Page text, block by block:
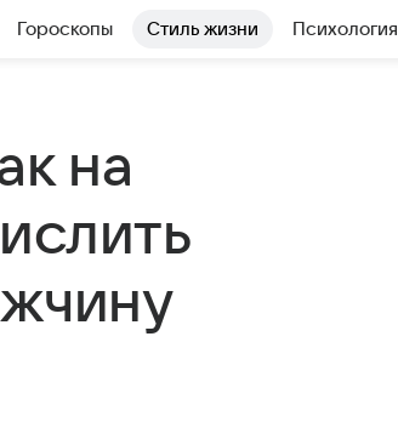
Гороскопы Стиль жизни Психология
на